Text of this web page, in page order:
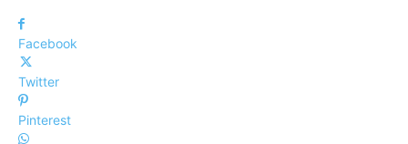
Facebook
Twitter
Pinterest